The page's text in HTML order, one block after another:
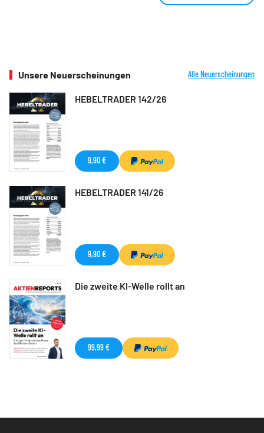
Unsere Neuerscheinungen Alle Neuerscheinungen
HEBELTRADER 142/26
9,90 €
HEBELTRADER 141/26
9,90 €
Die zweite KI-Welle rollt an
99,99 €